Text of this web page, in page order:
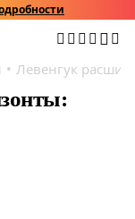
Левенгук